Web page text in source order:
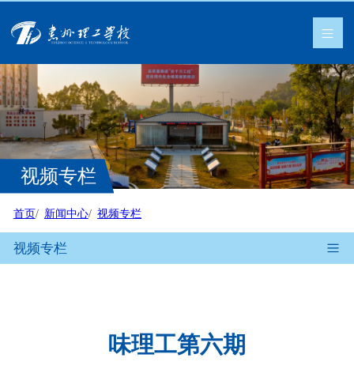
视频专栏
首页 新闻中心 视频专栏
视频专栏
味理工第六期